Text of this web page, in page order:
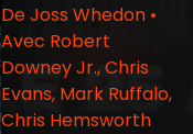
De Joss Whedon •
Avec Robert
Downey Jr., Chris
Evans, Mark Ruffalo,
Chris Hemsworth